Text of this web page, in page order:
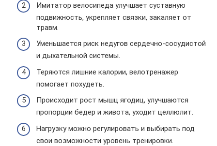
Имитатор велосипеда улучшает суставную
подвижность, укрепляет связки, закаляет от
травм.
Уменьшается риск недугов сердечно-сосудистой
и дыхательной системы.
Теряются лишние калории, велотренажер
помогает похудеть.
Происходит рост мышц ягодиц, улучшаются
пропорции бедер и живота, уходит целлюлит.
Нагрузку можно регулировать и выбирать под
свои возможности уровень тренировки.